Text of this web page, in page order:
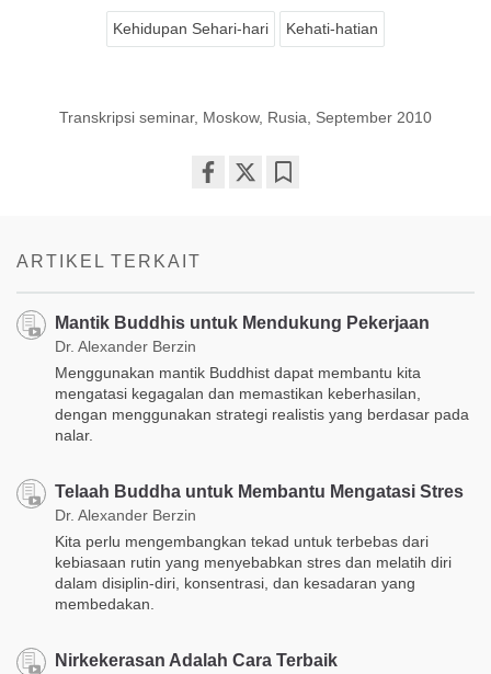
Kehidupan Sehari-hari Kehati-hatian
Transkripsi seminar, Moskow, Rusia, September 2010
ARTIKEL TERKAIT
Mantik Buddhis untuk Mendukung Pekerjaan
Dr. Alexander Berzin
Menggunakan mantik Buddhist dapat membantu kita
mengatasi kegagalan dan memastikan keberhasilan,
dengan menggunakan strategi realistis yang berdasar pada
nalar.
Telaah Buddha untuk Membantu Mengatasi Stres
Dr. Alexander Berzin
Kita perlu mengembangkan tekad untuk terbebas dari
kebiasaan rutin yang menyebabkan stres dan melatih diri
dalam disiplin-diri, konsentrasi, dan kesadaran yang
membedakan.
Nirkekerasan Adalah Cara Terbaik